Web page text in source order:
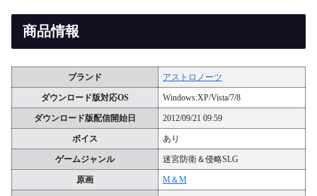
商品情報
ブランド アストロノーツ
ダウンロード版対応OS Windows:XP/Vista/7/8
ダウンロード版配信開始日 2012/09/21 09:59
ボイス あり
ゲームジャンル 迷宮防衛＆侵略SLG
原画 M＆M